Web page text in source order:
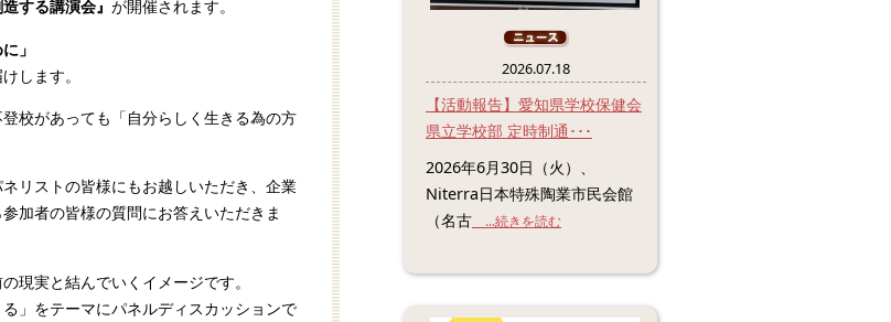
する講演会』 が開催されます。
」
します。
校があっても「自分らしく生きる為の方
リストの皆様にもお越しいただき、企業
加者の皆様の質問にお答えいただきま
現実と結んでいくイメージです。
」をテーマにパネルディスカッションで
2026.07.18
【活動報告】愛知県学校保健会
県立学校部 定時制通･･･
2026年6月30日（火）、
Niterra日本特殊陶業市民会館
（名古 ...続きを読む